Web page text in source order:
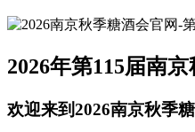
2026年第115届南
欢迎来到2026南京秋季